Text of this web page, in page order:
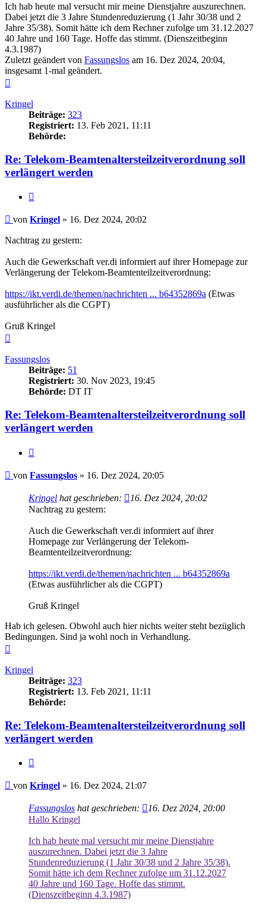
Ich hab heute mal versucht mir meine Dienstjahre auszurechnen.
Dabei jetzt die 3 Jahre Stundenreduzierung (1 Jahr 30/38 und 2
Jahre 35/38). Somit hätte ich dem Rechner zufolge um 31.12.2027
40 Jahre und 160 Tage. Hoffe das stimmt. (Dienszeitbeginn
4.3.1987)
Zuletzt geändert von Fassungslos am 16. Dez 2024, 20:04,
insgesamt 1-mal geändert.
Kringel
Beiträge: 323
Registriert: 13. Feb 2021, 11:11
Behörde:
Re: Telekom-Beamtenaltersteilzeitverordnung soll
verlängert werden
Beitrag
von Kringel » 16. Dez 2024, 20:02
Nachtrag zu gestern:
Auch die Gewerkschaft ver.di informiert auf ihrer Homepage zur
Verlängerung der Telekom-Beamtenteilzeitverordnung:
https://ikt.verdi.de/themen/nachrichten ... b64352869a (Etwas
ausführlicher als die CGPT)
Gruß Kringel
Fassungslos
Beiträge: 51
Registriert: 30. Nov 2023, 19:45
Behörde: DT IT
Re: Telekom-Beamtenaltersteilzeitverordnung soll
verlängert werden
Beitrag
von Fassungslos » 16. Dez 2024, 20:05
Kringel hat geschrieben:
16. Dez 2024, 20:02
Nachtrag zu gestern:
Auch die Gewerkschaft ver.di informiert auf ihrer
Homepage zur Verlängerung der Telekom-
Beamtenteilzeitverordnung:
https://ikt.verdi.de/themen/nachrichten ... b64352869a
(Etwas ausführlicher als die CGPT)
Gruß Kringel
Hab ich gelesen. Obwohl auch hier nichts weiter steht bezüglich
Bedingungen. Sind ja wohl noch in Verhandlung.
Kringel
Beiträge: 323
Registriert: 13. Feb 2021, 11:11
Behörde:
Re: Telekom-Beamtenaltersteilzeitverordnung soll
verlängert werden
Beitrag
von Kringel » 16. Dez 2024, 21:07
Fassungslos hat geschrieben:
16. Dez 2024, 20:00
Hallo Kringel
Ich hab heute mal versucht mir meine Dienstjahre
auszurechnen. Dabei jetzt die 3 Jahre
Stundenreduzierung (1 Jahr 30/38 und 2 Jahre 35/38).
Somit hätte ich dem Rechner zufolge um 31.12.2027
40 Jahre und 160 Tage. Hoffe das stimmt.
(Dienszeitbeginn 4.3.1987)